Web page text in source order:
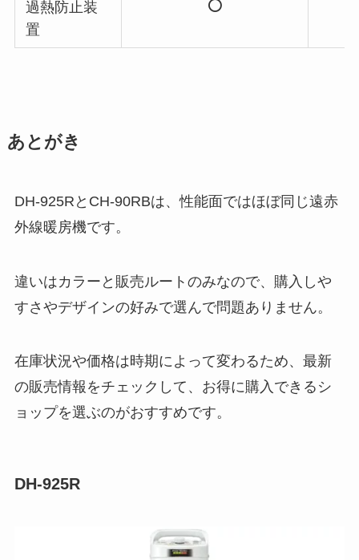
過熱防止装
置
あとがき
DH-925RとCH-90RBは、性能面ではほぼ同じ遠赤
外線暖房機です。
違いはカラーと販売ルートのみなので、購入しや
すさやデザインの好みで選んで問題ありません。
在庫状況や価格は時期によって変わるため、最新
の販売情報をチェックして、お得に購入できるシ
ョップを選ぶのがおすすめです。
DH-925R